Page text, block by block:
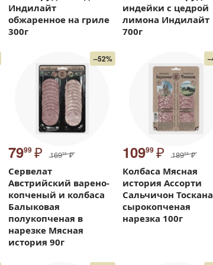
Индилайт
обжаренное на гриле
300г
индейки с цедрой
лимона Индилайт
700г
–52%
7999 ₽ 16999 ₽
Сервелат
Австрийский варено-
копченый и колбаса
Балыковая
полукопченая в
нарезке Мясная
история 90г
10999 ₽ 18999 ₽
Колбаса Мясная
история Ассорти
Сальчичон Тоскана
сырокопченая
нарезка 100г